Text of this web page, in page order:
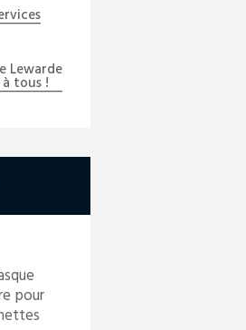
Lewarde
tous !
pour